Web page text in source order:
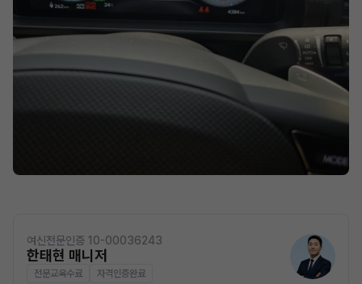
여신전문인증 10-00036243
한태현 매니저
전문교육수료 자격인증완료